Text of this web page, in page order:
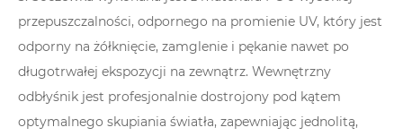
przepuszczalności, odpornego na promienie UV, który jest
odporny na żółknięcie, zamglenie i pękanie nawet po
długotrwałej ekspozycji na zewnątrz. Wewnętrzny
odbłyśnik jest profesjonalnie dostrojony pod kątem
optymalnego skupiania światła, zapewniając jednolitą,